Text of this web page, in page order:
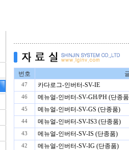
번호
47 카다로그-인버터-SV-IE
46 메뉴얼-인버터-SV-GH/PH (단종
45 메뉴얼-인버터-SV-GS (단종품)
44 메뉴얼-인버터-SV-IS3 (단종품)
43 메뉴얼-인버터-SV-IS (단종품)
42 메뉴얼-인버터-SV-IG (단종품)